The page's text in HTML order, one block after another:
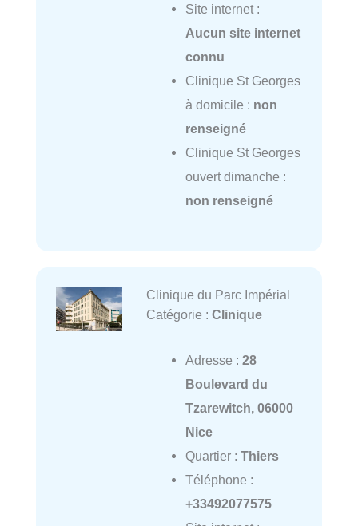
Site internet :
Aucun site internet
connu
Clinique St Georges
à domicile : non
renseigné
Clinique St Georges
ouvert dimanche :
non renseigné
Clinique du Parc Impérial
Catégorie : Clinique
Adresse : 28
Boulevard du
Tzarewitch, 06000
Nice
Quartier : Thiers
Téléphone :
+33492077575